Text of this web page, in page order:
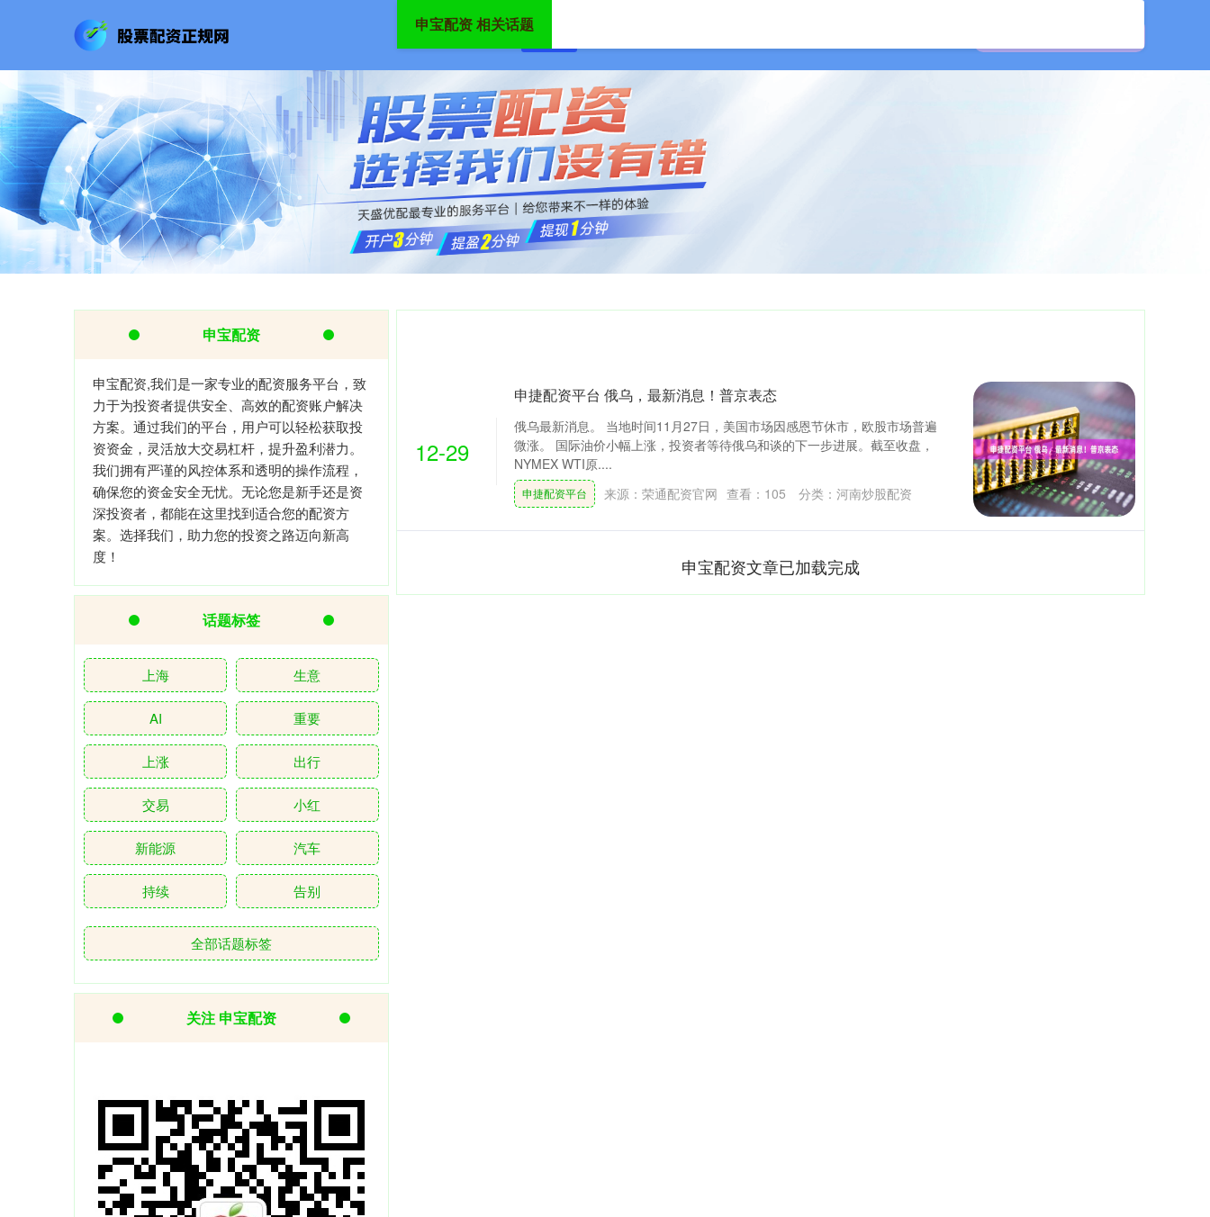
申宝配资 相关话题
12-29
申捷配资平台 俄乌，最新消息！普京表态
俄乌最新消息。 当地时间11月27日，美国市场因感恩节休市，欧股市场普遍
微涨。 国际油价小幅上涨，投资者等待俄乌和谈的下一步进展。截至收盘，
NYMEX WTI原....
申捷配资平台 来源：荣通配资官网 查看： 105 分类： 河南炒股配资
申宝配资文章已加载完成
申宝配资
申宝配资,我们是一家专业的配资服务平台，致
力于为投资者提供安全、高效的配资账户解决
方案。通过我们的平台，用户可以轻松获取投
资资金，灵活放大交易杠杆，提升盈利潜力。
我们拥有严谨的风控体系和透明的操作流程，
确保您的资金安全无忧。无论您是新手还是资
深投资者，都能在这里找到适合您的配资方
案。选择我们，助力您的投资之路迈向新高
度！
话题标签
上海 生意
AI 重要
上涨 出行
交易 小红
新能源 汽车
持续 告别
全部话题标签
关注 申宝配资